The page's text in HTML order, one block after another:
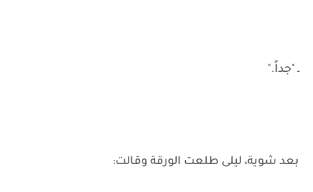
ـ "جداً."
بعد شوية، ليلى طلعت الورقة وقالت: